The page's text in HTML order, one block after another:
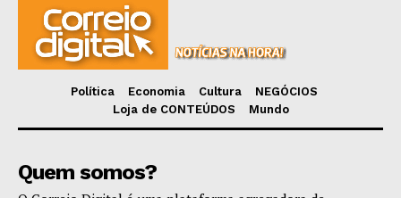
Política Economia Cultura
NEGÓCIOS
Loja de CONTEÚDOS
Mundo
Quem somos?